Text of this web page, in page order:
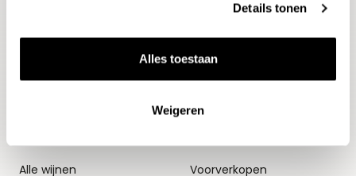
Details tonen
Alles toestaan
Weigeren
Alle wijnen
Thema's
Voorverkopen